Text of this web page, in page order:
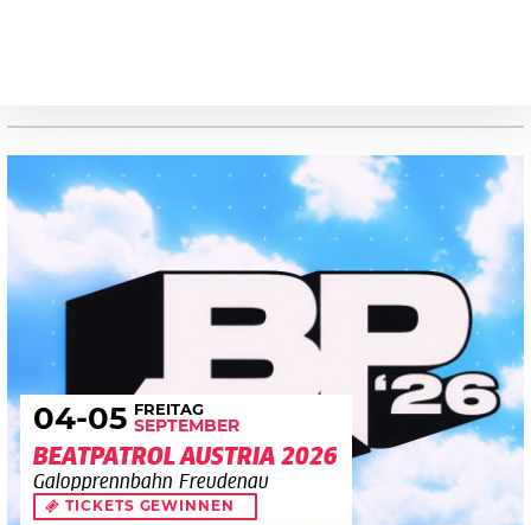
04-05 FREITAG
SEPTEMBER
BEATPATROL AUSTRIA 2026
Galopprennbahn Freudenau
TICKETS GEWINNEN